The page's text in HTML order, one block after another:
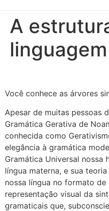
A
linguagem
Você conhece as árvores
Apesar de muitas pessoas
Gramática Gerativa de
conhecida como
elegância à gramática
Gramática Universal nossa
língua materna, e sua
nossa língua no formato
representação visual da
gramaticais que,